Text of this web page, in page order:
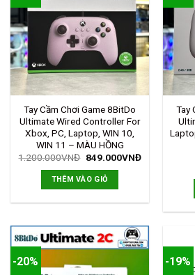
Tay Cầm Chơi Game 8BitDo
Ultimate Wired Controller For
Xbox, PC, Laptop, WIN 10,
WIN 11 – MÀU HỒNG
1.200.000VNĐ 849.000VNĐ
THÊM VÀO GIỎ
Tay
-20% -19%